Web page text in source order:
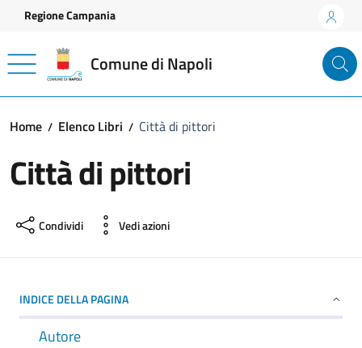
Vai ai contenuti
Vai al footer
Regione Campania
Comune di Napoli
Home Elenco Libri Città di pittori
Città di pittori
Condividi Vedi azioni
INDICE DELLA PAGINA
Autore